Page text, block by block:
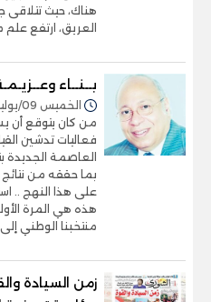
هناك، حيث تتلاقى
العريق، ارتفع
بــنــاء
الخميس 09/يوليو/2026 - 03:45 م
من كان يتوقع أن
فعاليات تدشين
العاصمة الجديدة
بما حققه من نتائج
على هذا النهج ..
هذه هي المرة
منتخبنا الوطني إلى
زمن السيادة